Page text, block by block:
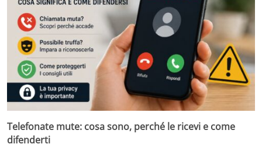
Telefonate mute: cosa sono, perché le ricevi e come
difenderti